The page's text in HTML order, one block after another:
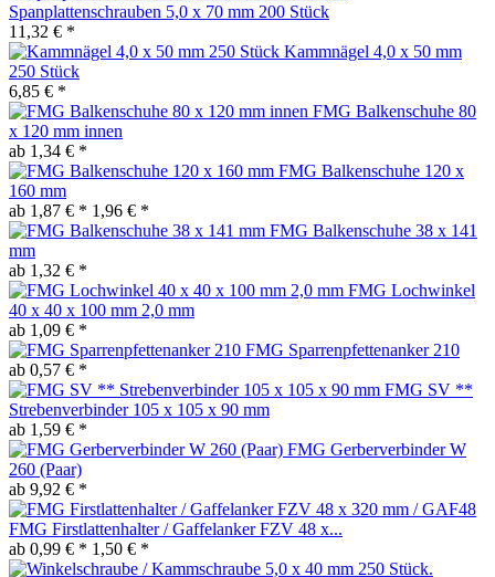
Spanplattenschrauben 5,0 x 70 mm 200 Stück
11,32 € *
Kammnägel 4,0 x 50 mm
250 Stück
6,85 € *
FMG Balkenschuhe 80
x 120 mm innen
ab 1,34 € *
FMG Balkenschuhe 120 x
160 mm
ab 1,87 € * 1,96 € *
FMG Balkenschuhe 38 x 141
mm
ab 1,32 € *
FMG Lochwinkel
40 x 40 x 100 mm 2,0 mm
ab 1,09 € *
FMG Sparrenpfettenanker 210
ab 0,57 € *
FMG SV **
Strebenverbinder 105 x 105 x 90 mm
ab 1,59 € *
FMG Gerberverbinder W
260 (Paar)
ab 9,92 € *
FMG Firstlattenhalter / Gaffelanker FZV 48 x...
ab 0,99 € * 1,50 € *